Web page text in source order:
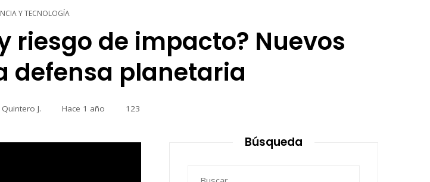
Y TECNOLOGÍA
riesgo de impacto? Nuevos
defensa planetaria
J. Hace 1 año 123
Búsqueda